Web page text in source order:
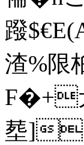
蹳$
渣%限
F�+
塟]